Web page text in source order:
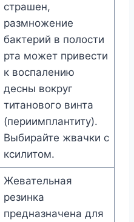
страшен,
размножение
бактерий в полости
рта может привести
к воспалению
десны вокруг
титанового винта
(периимплантиту).
Выбирайте жвачки с
ксилитом.
Жевательная
резинка
предназначена для